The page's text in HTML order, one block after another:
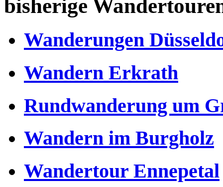
bisherige
Wanderungen
Wandern Erkrath
Rundwanderung um
Wandern im Burgholz
Wandertour Ennepetal